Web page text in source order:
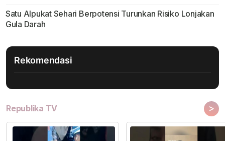
Satu Alpukat Sehari Berpotensi Turunkan Risiko Lonjakan
Gula Darah
Rekomendasi
Republika TV >